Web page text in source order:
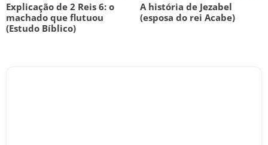
Explicação de 2 Reis 6: o
machado que flutuou
(Estudo Bíblico)
A história de Jezabel
(esposa do rei Acabe)